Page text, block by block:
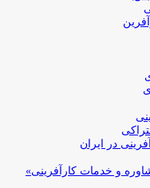
در ایران
و خدمات کارآفرینی»